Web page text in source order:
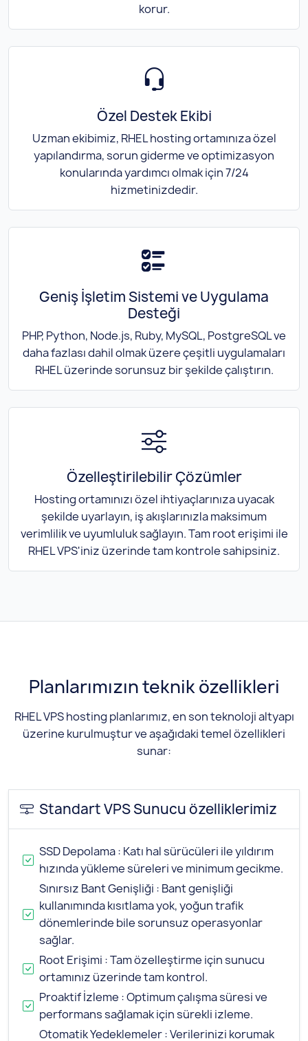
korur.
Özel Destek Ekibi
Uzman ekibimiz, RHEL hosting ortamınıza özel
yapılandırma, sorun giderme ve optimizasyon
konularında yardımcı olmak için 7/24
hizmetinizdedir.
Geniş İşletim Sistemi ve Uygulama
Desteği
PHP, Python, Node.js, Ruby, MySQL, PostgreSQL ve
daha fazlası dahil olmak üzere çeşitli uygulamaları
RHEL üzerinde sorunsuz bir şekilde çalıştırın.
Özelleştirilebilir Çözümler
Hosting ortamınızı özel ihtiyaçlarınıza uyacak
şekilde uyarlayın, iş akışlarınızla maksimum
verimlilik ve uyumluluk sağlayın. Tam root erişimi ile
RHEL VPS'iniz üzerinde tam kontrole sahipsiniz.
Planlarımızın teknik özellikleri
RHEL VPS hosting planlarımız, en son teknoloji altyapı
üzerine kurulmuştur ve aşağıdaki temel özellikleri
sunar:
Standart VPS Sunucu özelliklerimiz
SSD Depolama : Katı hal sürücüleri ile yıldırım
hızında yükleme süreleri ve minimum gecikme.
Sınırsız Bant Genişliği : Bant genişliği
kullanımında kısıtlama yok, yoğun trafik
dönemlerinde bile sorunsuz operasyonlar
sağlar.
Root Erişimi : Tam özelleştirme için sunucu
ortamınız üzerinde tam kontrol.
Proaktif İzleme : Optimum çalışma süresi ve
performans sağlamak için sürekli izleme.
Otomatik Yedeklemeler : Verilerinizi korumak